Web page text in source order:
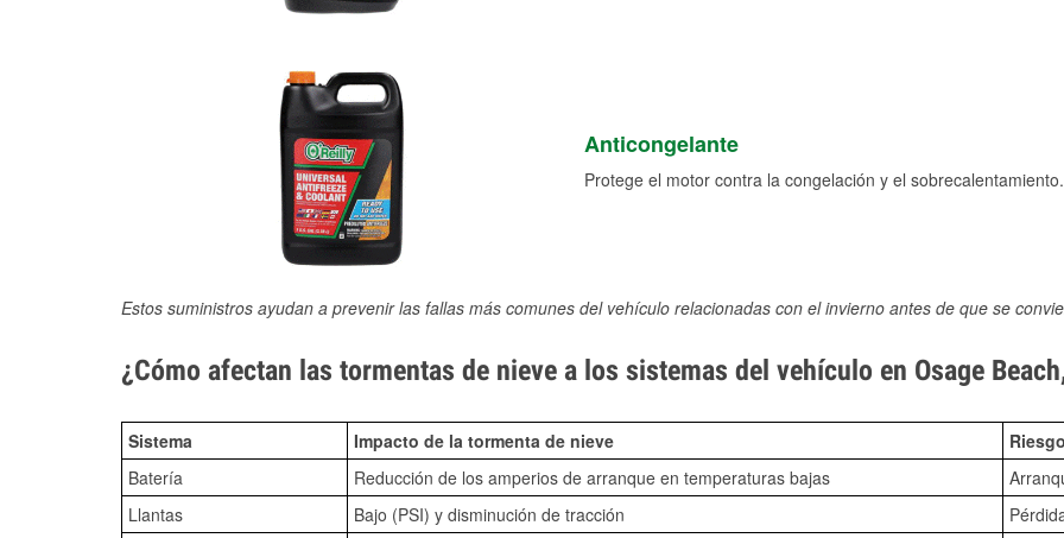
Anticongelante
Protege el motor contra la congelación y el sobrecalentamiento.
Estos suministros ayudan a prevenir las fallas más comunes del vehículo relacionadas con el invierno antes de que se
¿Cómo afectan las tormentas de nieve a los sistemas del vehículo en Osage
Sistema Impacto de la tormenta de nieve
Batería
Reducción de los amperios de arranque en temperaturas bajas
Llantas
Bajo (PSI) y disminución de tracción